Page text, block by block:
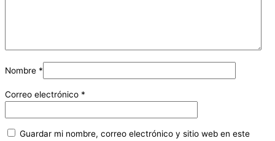
Nombre *
Correo electrónico *
Guardar mi nombre, correo electrónico y sitio web en este